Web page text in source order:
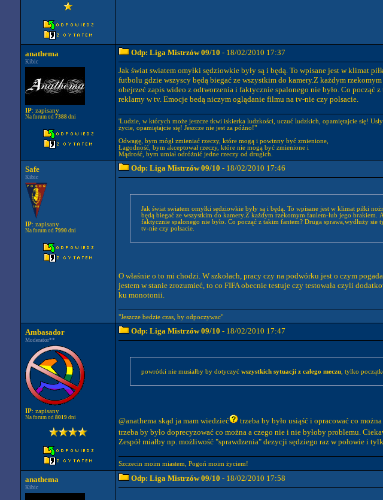
anathema
Kibic
IP: zapisany
Na forum od 7388 dni
Odp: Liga Mistrzów 09/10 - 18/02/2010 17:37
Jak świat swiatem omyłki sędziowkie były są i będą. To wpisane jest w klimat
futbolu gdzie wszyscy będą biegać ze wszystkim do kamery.Z każdym
obejrzeć zapis wideo z odtworzenia i faktycznie spalonego nie było. Co począć
reklamy w tv. Emocje bedą niczym oglądanie filmu na tv-nie czy polsacie.
'Ludzie, w których może jeszcze tkwi iskierka ludzkości, uczuć ludzkich, opamiętajcie się!
życie, opamiętajcie się! Jeszcze nie jest za późno!"
Odwagę, bym mógł zmieniać rzeczy, które mogą i powinny być zmienione,
Łagodność, bym akceptował rzeczy, które nie mogą być zmienione i
Mądrość, bym umiał odróżnić jedne rzeczy od drugich.
Safe
Kibic
IP: zapisany
Na forum od 7990 dni
Odp: Liga Mistrzów 09/10 - 18/02/2010 17:46
Jak świat swiatem omyłki sędziowkie były są i będą. To wpisane jest w klimat piłki
będą biegać ze wszystkim do kamery.Z każdym rzekomym faulem-lub jego brakiem. A powiedz co zrobić z taka akcją-sędzia odgwizdał spalonego którego nie było
faktycznie spalonego nie było. Co począć z takim fantem? Druga sprawa,wydłuży
tv-nie czy polsacie.
O właśnie o to mi chodzi. W szkołach, pracy czy na podwórku jest o czym
jestem w stanie zrozumieć, to co FIFA obecnie testuje czy testowała czyli
ku monotonii.
"Jeszcze bedzie czas, by odpoczywac"
Ambasador
Moderator**
IP: zapisany
Na forum od 8019 dni
Odp: Liga Mistrzów 09/10 - 18/02/2010 17:47
powrótki nie musiałby by dotyczyć wszystkich sytuacji z całego meczu, tylko
@anathema skąd ja mam wiedzieć trzeba by było usiąść i opracować co
trzeba by było doprecyzować co można a czego nie i nie byłoby problemu.
Zespół miałby np. możliwość "sprawdzenia" dezycji sędziego raz w połowie i
Szczecin moim miastem, Pogoń moim życiem!
anathema
Kibic
Odp: Liga Mistrzów 09/10 - 18/02/2010 17:58